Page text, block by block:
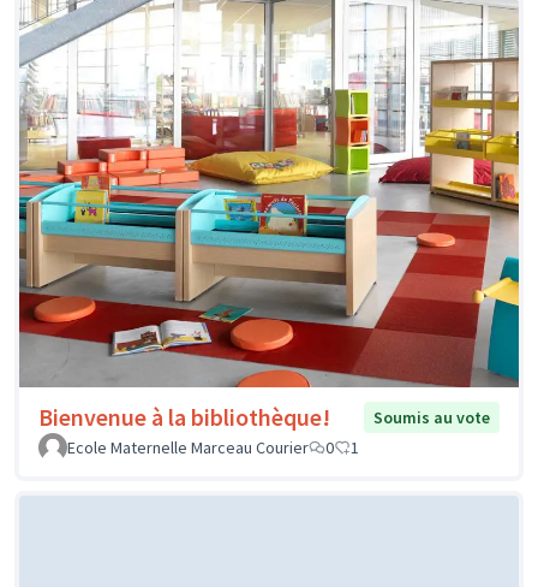
Bienvenue à la bibliothèque!
Soumis au vote
Ecole Maternelle Marceau Courier
0 1